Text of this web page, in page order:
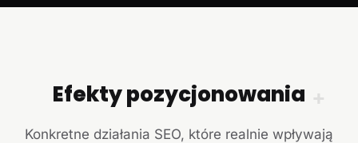
+
Efekty pozycjonowania
Konkretne działania SEO, które realnie wpływają